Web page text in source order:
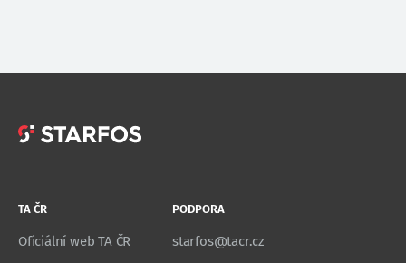
TA ČR
Oficiální web TA ČR
PODPORA
starfos@tacr.cz